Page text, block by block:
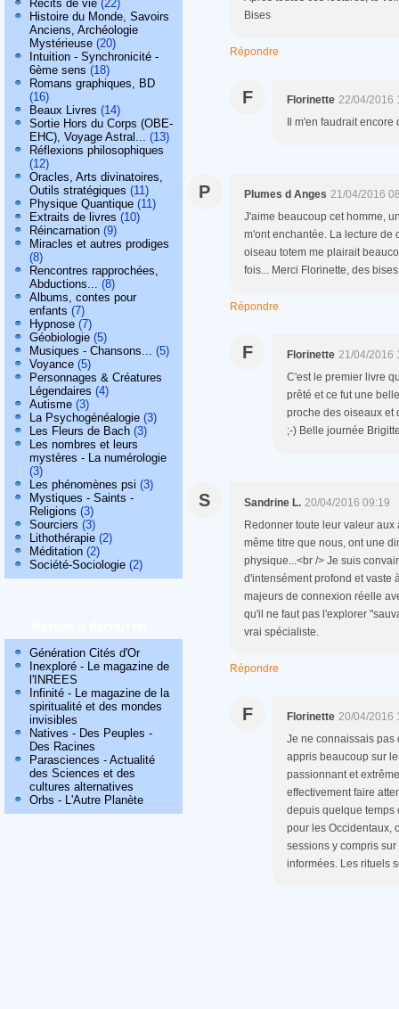
Récits de vie (22)
Histoire du Monde, Savoirs
Anciens, Archéologie
Mystérieuse (20)
Intuition - Synchronicité -
6ème sens (18)
Romans graphiques, BD
(16)
Beaux Livres (14)
Sortie Hors du Corps (OBE-
EHC), Voyage Astral... (13)
Réflexions philosophiques
(12)
Oracles, Arts divinatoires,
Outils stratégiques (11)
Physique Quantique (11)
Extraits de livres (10)
Réincarnation (9)
Miracles et autres prodiges
(8)
Rencontres rapprochées,
Abductions... (8)
Albums, contes pour
enfants (7)
Hypnose (7)
Géobiologie (5)
Musiques - Chansons... (5)
Voyance (5)
Personnages & Créatures
Légendaires (4)
Autisme (3)
La Psychogénéalogie (3)
Les Fleurs de Bach (3)
Les nombres et leurs
mystères - La numérologie
(3)
Les phénomènes psi (3)
Mystiques - Saints -
Religions (3)
Sourciers (3)
Lithothérapie (2)
Méditation (2)
Société-Sociologie (2)
Génération Cités d'Or
Inexploré - Le magazine de
l'INREES
Infinité - Le magazine de la
spiritualité et des mondes
invisibles
Natives - Des Peuples -
Des Racines
Parasciences - Actualité
des Sciences et des
cultures alternatives
Orbs - L'Autre Planète
Bises
Répondre
F Florinette 22/04/2016
Il m'en faudrait
P Plumes d Anges 21/04/2016
J'aime beaucoup cet homme,
m'ont enchantée. La lecture de
oiseau totem me plairait
fois... Merci Florinette, des
Répondre
F Florinette 21/04/2016
C'est le premier livre
prêté et ce fut une
proche des oiseaux et
;-) Belle journée
S Sandrine L. 20/04/2016 09:19
Redonner toute leur valeur
même titre que nous, ont une
physique...<br /> Je suis
d'intensément profond et vaste
majeurs de connexion réelle
qu'il ne faut pas l'explorer
vrai spécialiste.
Répondre
F Florinette 20/04/2016
Je ne connaissais pas
appris beaucoup sur
passionnant et
effectivement faire
depuis quelque temps
pour les Occidentaux,
sessions y compris
informées. Les rituels